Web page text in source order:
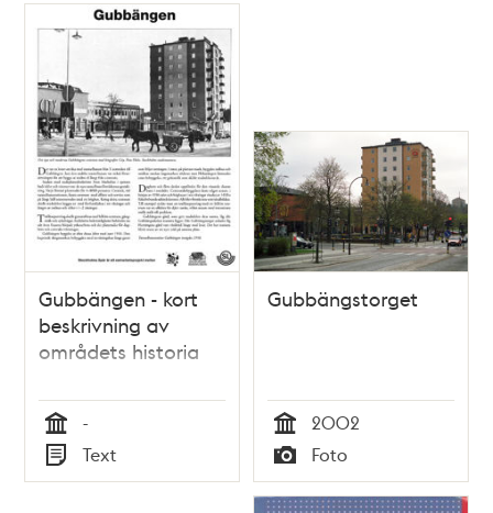
Gubbängen - kort
beskrivning av
områdets historia
Tid
-
Typ
Text
Gubbängstorget
Tid
2002
Typ
Foto